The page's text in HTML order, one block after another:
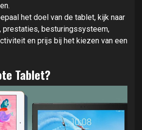
het doel van de tablet, kijk naar
prestaties, besturingssysteem,
en prijs bij het kiezen van een
Tablet?